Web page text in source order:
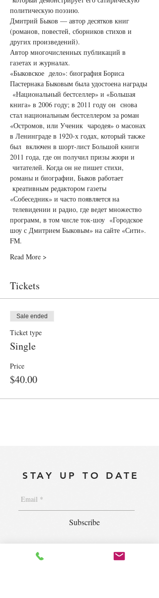
политическую поэзию.
Дмитрий Быков — автор десятков книг
(романов, повестей, сборников стихов и
других произведений).
Автор многочисленных публикаций в
газетах и журналах.
«Быковское  дело»: биография Бориса
Пастернака Быковым была удостоена награды
«Национальный бестселлер» и «Большая
книга» в 2006 году; в 2011 году он  снова
стал национальным бестселлером за роман
«Остромов, или Ученик  чародея» о масонах
в Ленинграде в 1920-х годах, который также
был  включен в шорт-лист Большой книги
2011 года, где он получил призы жюри и
читателей. Когда он не пишет стихи,
романы и биографии, Быков работает
креативным редактором газеты
«Собеседник» и часто появляется на
телевидении и радио, где ведет множество
программ, в том числе ток-шоу  «Городское
шоу с Дмитрием Быковым» на сайте «Сити».
FM.
Read More >
Tickets
Sale ended
Ticket type
Single
Price
$40.00
STAY UP TO DATE
Subscribe
1400 S. Wolf Rd. Suite 100, Wheeling,